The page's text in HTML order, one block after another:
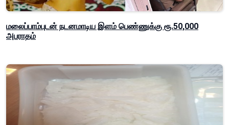
மலைப்பாம்புடன் நடனமாடிய இளம் பெண்ணுக்கு ரூ.50,000
அபராதம்